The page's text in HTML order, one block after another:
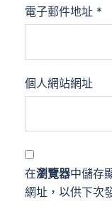
電子郵件地址 *
個人網站網址
在瀏覽器中儲存
網址，以供下次